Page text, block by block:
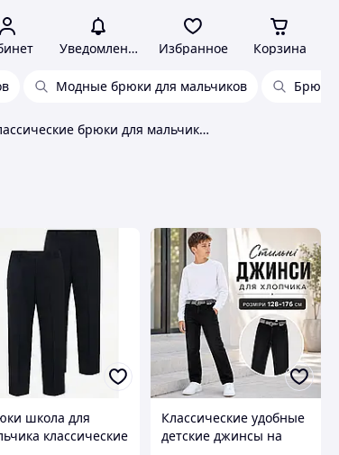
Уведомления Избранное Корзина
Модные брюки для мальчиков Брюки
Классические брюки для мальчика на резинке
школа для
классические
Классические удобные
детские джинсы на